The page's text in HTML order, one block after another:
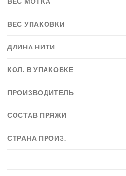
ВЕС УПАКОВКИ
ДЛИНА НИТИ
КОЛ. В УПАКОВКЕ
ПРОИЗВОДИТЕЛЬ
СОСТАВ ПРЯЖИ
СТРАНА ПРОИЗ.